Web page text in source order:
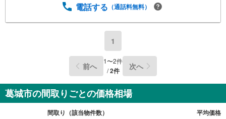
にも対応できる売却専門チームあり！3.たくさんの銀行と
4.物件のお引渡し後に必要になったお家のリフォームも弊
繋ぎ、有事の際に迅速にサポートいたします弊社は専門家
同士が連携をとっているため、より多くの知見がございま
電話する （通話料無料）
1
前へ 1〜2件
/2件 次へ
葛城市の間取りごとの価格相場
間取り（該当物件数） 平均価格